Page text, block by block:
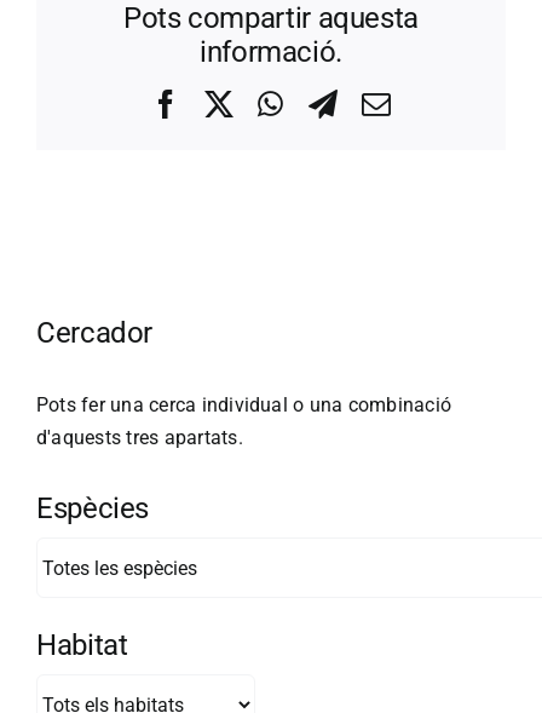
Pots compartir aquesta
informació.
FacebookWhatsApp
Telegram
Correo
Cercador
Pots fer una cerca individual o una combinació
d'aquests tres apartats.
Espècies
Habitat